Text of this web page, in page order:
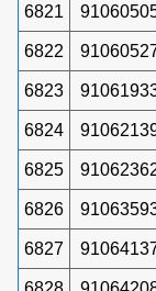
6821
6822
6823
6824
6825
6826
6827